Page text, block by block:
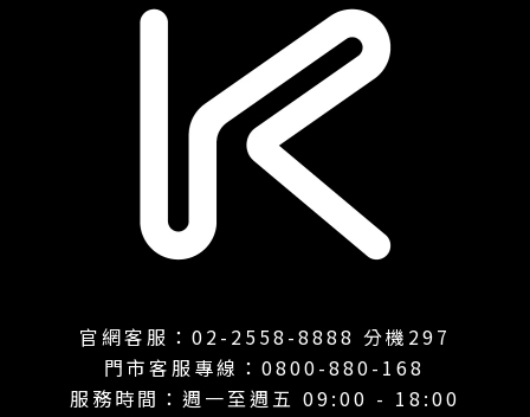
官網客服：02-2558-8888 分機297
門市客服專線：0800-880-168
服務時間：週一至週五 09:00 - 18:00